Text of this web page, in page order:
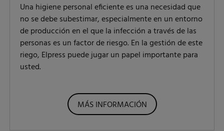
Una higiene personal eficiente es una necesidad que
no se debe subestimar, especialmente en un entorno
de producción en el que la infección a través de las
personas es un factor de riesgo. En la gestión de este
riego, Elpress puede jugar un papel importante para
usted.
MÁS INFORMACIÓN